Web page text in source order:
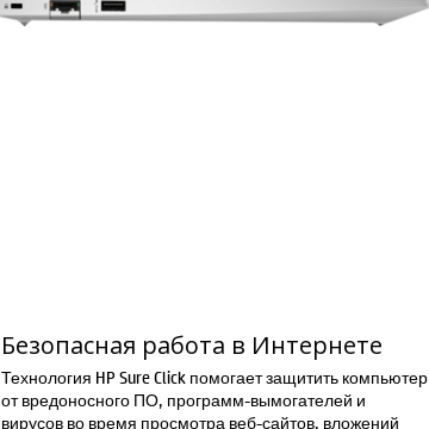
Безопасная работа в Интернете
Технология HP Sure Click помогает защитить компьютер
от вредоносного ПО, программ-вымогателей и
вирусов во время просмотра веб-сайтов, вложений